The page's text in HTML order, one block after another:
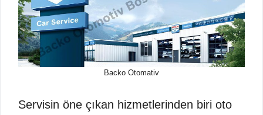
Backo Otomativ
Servisin öne çıkan hizmetlerinden biri oto